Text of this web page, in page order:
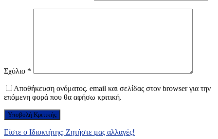
Σχόλιο *
Αποθήκευση ονόματος. email και σελίδας στον browser για την
επόμενη φορά που θα αφήσω κριτική.
Είστε ο Ιδιοκτήτης; Ζητήστε μας αλλαγές!